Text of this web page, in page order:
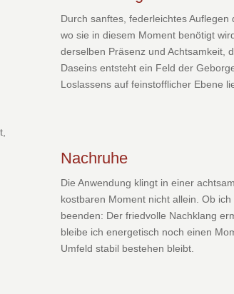
Durch sanftes, federleichtes
wo sie in diesem Moment benötigt
derselben Präsenz und Achtsamkeit,
Daseins entsteht ein Feld der
Loslassens auf feinstofflicher Ebene
Nachruhe
Die Anwendung klingt in einer
kostbaren Moment nicht allein. Ob
beenden: Der friedvolle Nachklang
bleibe ich energetisch noch einen
Umfeld stabil bestehen bleibt.